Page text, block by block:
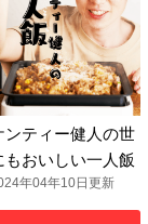
ンティー健人の世
もおいしい一人飯
年04年10日更新